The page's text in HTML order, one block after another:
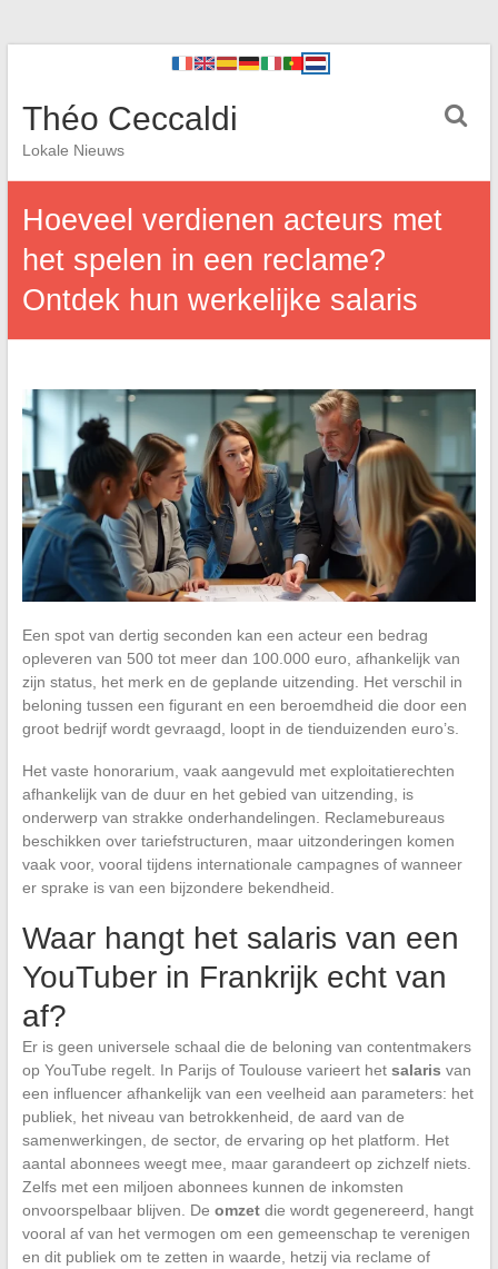
Théo Ceccaldi
Lokale Nieuws
Hoeveel verdienen acteurs met
het spelen in een reclame?
Ontdek hun werkelijke salaris
Een spot van dertig seconden kan een acteur een bedrag
opleveren van 500 tot meer dan 100.000 euro, afhankelijk van
zijn status, het merk en de geplande uitzending. Het verschil in
beloning tussen een figurant en een beroemdheid die door een
groot bedrijf wordt gevraagd, loopt in de tienduizenden euro’s.
Het vaste honorarium, vaak aangevuld met exploitatierechten
afhankelijk van de duur en het gebied van uitzending, is
onderwerp van strakke onderhandelingen. Reclamebureaus
beschikken over tariefstructuren, maar uitzonderingen komen
vaak voor, vooral tijdens internationale campagnes of wanneer
er sprake is van een bijzondere bekendheid.
Waar hangt het salaris van een
YouTuber in Frankrijk echt van
af?
Er is geen universele schaal die de beloning van contentmakers
op YouTube regelt. In Parijs of Toulouse varieert het salaris van
een influencer afhankelijk van een veelheid aan parameters: het
publiek, het niveau van betrokkenheid, de aard van de
samenwerkingen, de sector, de ervaring op het platform. Het
aantal abonnees weegt mee, maar garandeert op zichzelf niets.
Zelfs met een miljoen abonnees kunnen de inkomsten
onvoorspelbaar blijven. De omzetdie wordt gegenereerd, hangt
vooral af van het vermogen om een gemeenschap te verenigen
en dit publiek om te zetten in waarde, hetzij via reclame of